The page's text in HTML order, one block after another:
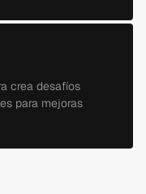
crea desafíos
para mejoras